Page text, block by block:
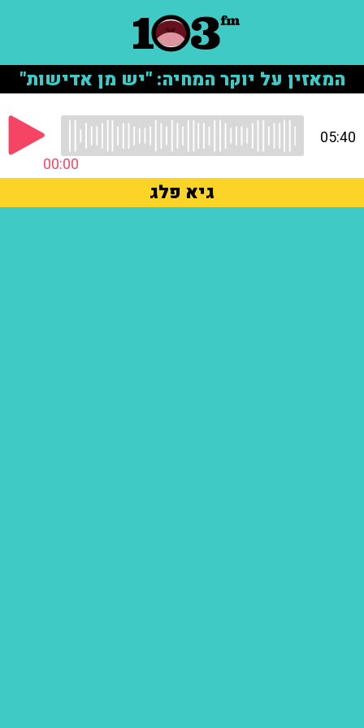
המאזין על יוקר המחיה: "יש מן אדישות"
00:00
05:40
גיא פלג